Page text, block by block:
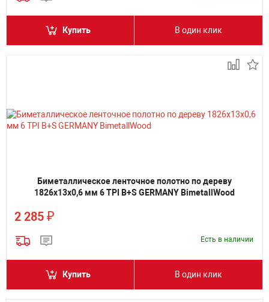
Купить В один клик
Биметаллическое ленточное полотно по дереву
1826х13х0,6 мм 6 TPI B+S GERMANY BimetallWood
2 285 ₽
Есть в наличии
Купить В один клик